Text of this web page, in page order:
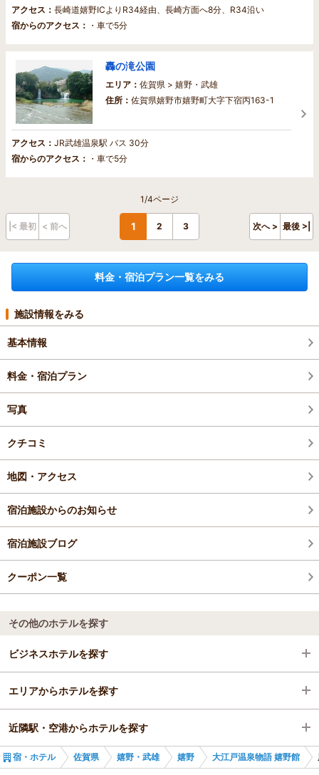
アクセス： 長崎道嬉野ICよりR34経由、長崎方面へ8分、R34沿い
宿からのアクセス： ・車で5分
轟の滝公園
エリア： 佐賀県 > 嬉野・武雄
住所： 佐賀県嬉野市嬉野町大字下宿丙163-1
アクセス： JR武雄温泉駅 バス 30分
宿からのアクセス： ・車で5分
1/4ページ
|< 最初 < 前へ 1 2 3 次へ > 最後 >|
料金・宿泊プラン一覧をみる
施設情報をみる
基本情報
料金・宿泊プラン
写真
クチコミ
地図・アクセス
宿泊施設からのお知らせ
宿泊施設ブログ
クーポン一覧
その他のホテルを探す
ビジネスホテルを探す
佐賀県
嬉野・武雄
嬉野
エリアからホテルを探す
佐賀県
嬉野・武雄
近隣駅・空港からホテルを探す
嬉野温泉駅
宿・ホテル 佐賀県 嬉野・武雄 嬉野 大江戸温泉物語 嬉野館